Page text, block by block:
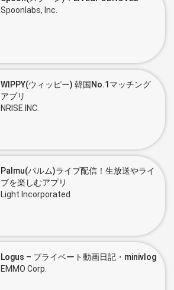
Spoonlabs, Inc.
WIPPY(ウィッピー) 韓国No.1マッチング
アプリ
NRISE.INC.
Palmu(パルム)ライブ配信！生放送やライ
ブを楽しむアプリ
Light Incorporated
Logus – プライベート動画日記・minivlog
EMMO Corp.